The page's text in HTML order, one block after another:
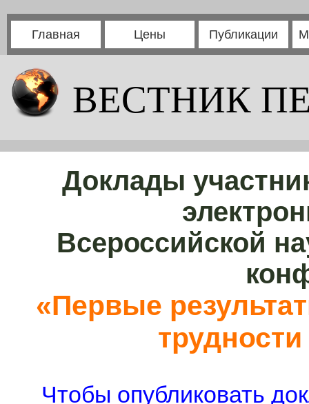
Главная Цены Публикации
ВЕСТНИК
Доклады
Всероссийской
«Первые
Чтобы опубликовать